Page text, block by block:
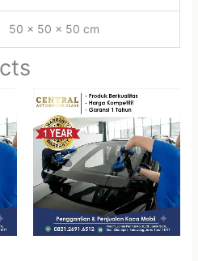
50 × 50 × 50 cm